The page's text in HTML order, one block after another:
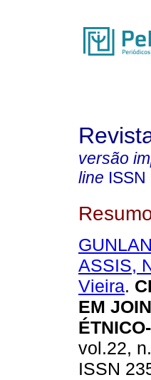
versão
line ISSN
ASSIS,
Vieira.
EM
vol.22,
ISSN